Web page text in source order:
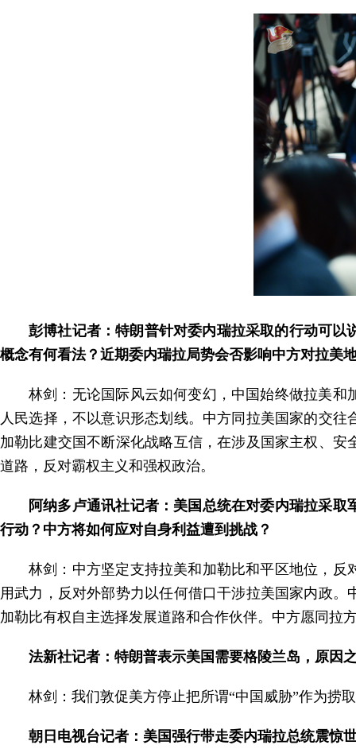
彭博社记者：特朗普针对委内瑞拉采取的行动可以
概念有何看法？近期委内瑞拉局势会否影响中方对拉美
林剑：无论国际风云如何变幻，中国始终做拉美
人民选择，不以意识形态划线。中方同拉美国家的交
加勒比建交国不断深化战略互信，在涉及国家主权、
道路，反对霸权主义和强权政治。
阿纳多卢通讯社记者：美国总统在对委内瑞拉采
行动？中方将如何应对自身利益遭到挑战？
林剑：中方坚定支持拉美和加勒比和平区地位，
用武力，反对外部势力以任何借口干涉拉美国家内政
加勒比有权自主选择发展道路和合作伙伴。中方愿同拉
法新社记者：特朗普表示美国需要格陵兰岛，原因
林剑：我们敦促美方停止把所谓“中国威胁”作为捞
朝日电视台记者：美国强行带走委内瑞拉总统震惊